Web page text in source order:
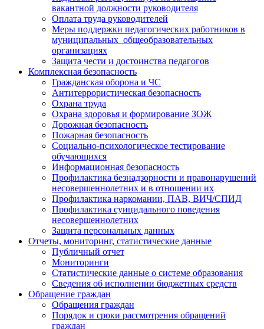
вакантной должности руководителя
Оплата труда руководителей
Меры поддержки педагогических работников в
муниципальных общеобразовательных
организациях
Защита чести и достоинства педагогов
Комплексная безопасность
Гражданская оборона и ЧС
Антитеррористическая безопасность
Охрана труда
Охрана здоровья и формирование ЗОЖ
Дорожная безопасность
Пожарная безопасность
Социально-психологическое тестирование
обучающихся
Информационная безопасность
Профилактика безнадзорности и правонарушений
несовершеннолетних и в отношении их
Профилактика наркомании, ПАВ, ВИЧ/СПИД
Профилактика суицидального поведения
несовершеннолетних
Защита персональных данных
Отчеты, мониторинг, статистические данные
Публичный отчет
Мониторинги
Статистические данные о системе образования
Сведения об исполнении бюджетных средств
Обращение граждан
Обращения граждан
Порядок и сроки рассмотрения обращений
граждан